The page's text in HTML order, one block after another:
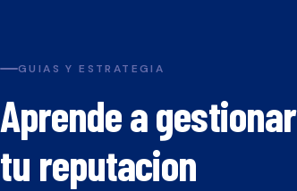
GUIAS Y ESTRATEGIA
Aprende a gestionar
tu reputacion